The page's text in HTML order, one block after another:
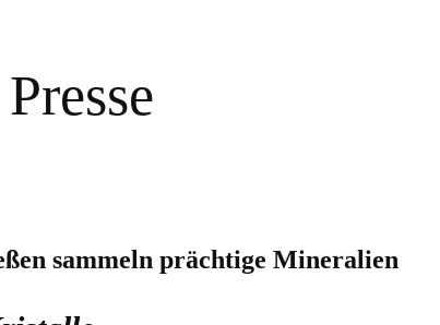
Presse
sammeln prächtige Mineralien